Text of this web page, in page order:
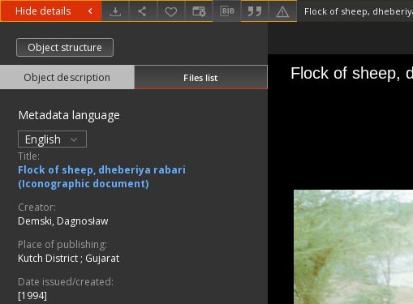
Hide details
Object structure
Object description Files list
Metadata language
English
Title:
Flock of sheep, dheberiya rabari
(Iconographic document)
Creator:
Demski, Dagnosław
Place of publishing:
Kutch District ; Gujarat
Date issued/created:
[1994]